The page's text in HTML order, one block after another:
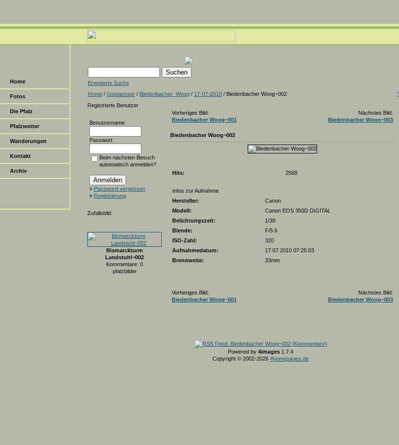
Home
Fotos
Die Pfalz
Pfalzwetter
Wanderungen
Kontakt
Archiv
Erweiterte Suche
Home / Gewaesser / Biedenbacher_Woog / 17-07-2010 / Biedenbacher Woog~002
Registrierte Benutzer
Benutzername:
Passwort:
Beim nächsten Besuch
automatisch anmelden?
» Password vergessen
» Registrierung
Zufallsbild
Bismarckturm
Landstuhl~002
Kommentare: 0
pfalzbilder
Vorheriges Bild:
Biedenbacher Woog~001
Nächstes Bild:
Biedenbacher Woog~003
Biedenbacher Woog~002
Hits: 2568
Infos zur Aufnahme
Hersteller:
Canon
Modell:
Canon EOS 350D DIGITAL
Belichtungszeit:
1/30
Blende:
F/5.6
ISO-Zahl:
320
Aufnahmedatum:
17.07.2010 07:25:03
Brennweite:
33mm
Vorheriges Bild:
Biedenbacher Woog~001
Nächstes Bild:
Biedenbacher Woog~003
Powered by 4images 1.7.4
Copyright © 2002-2026 4homepages.de